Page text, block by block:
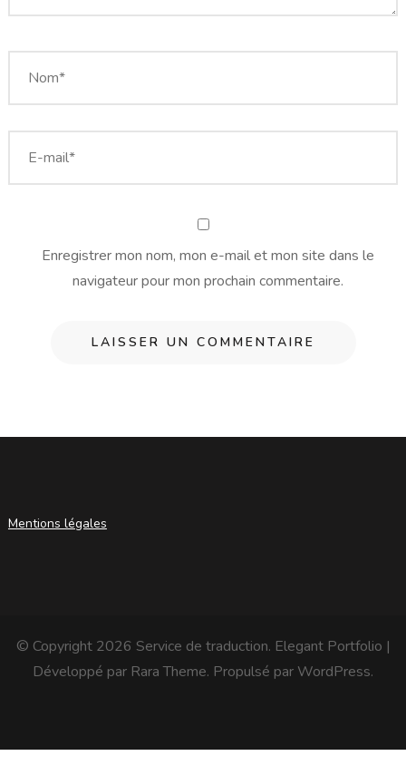
Enregistrer mon nom, mon e-mail et mon site dans le
navigateur pour mon prochain commentaire.
Mentions légales
© Copyright 2026 Service de traduction. Elegant Portfolio |
Développé par Rara Theme. Propulsé par WordPress.